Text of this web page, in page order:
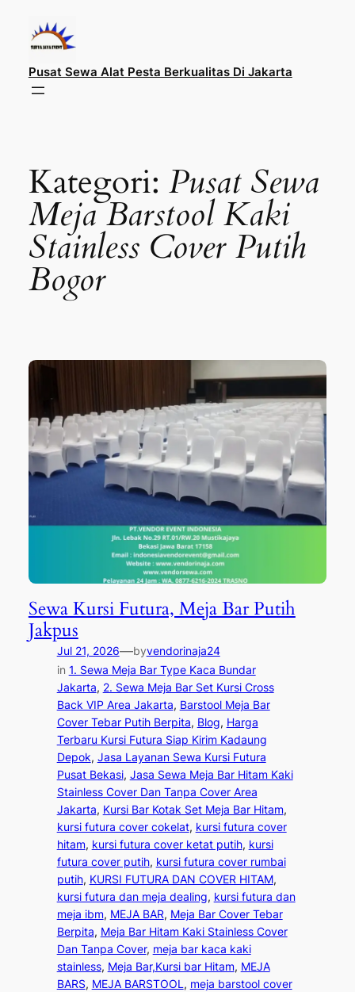
konten
Pusat Sewa Alat Pesta Berkualitas Di Jakarta
Kategori: Pusat Sewa
Meja Barstool Kaki
Stainless Cover Putih
Bogor
Sewa Kursi Futura, Meja Bar Putih
Jakpus
Jul 21, 2026—byvendorinaja24
in 1. Sewa Meja Bar Type Kaca Bundar
Jakarta, 2. Sewa Meja Bar Set Kursi Cross
Back VIP Area Jakarta, Barstool Meja Bar
Cover Tebar Putih Berpita, Blog, Harga
Terbaru Kursi Futura Siap Kirim Kadaung
Depok, Jasa Layanan Sewa Kursi Futura
Pusat Bekasi, Jasa Sewa Meja Bar Hitam Kaki
Stainless Cover Dan Tanpa Cover Area
Jakarta, Kursi Bar Kotak Set Meja Bar Hitam
kursi futura cover cokelat, kursi futura cover
hitam, kursi futura cover ketat putih, kursi
futura cover putih, kursi futura cover rumbai
putih, KURSI FUTURA DAN COVER HITAM
kursi futura dan meja dealing, kursi futura dan
meja ibm, MEJA BAR, Meja Bar Cover Tebar
Berpita, Meja Bar Hitam Kaki Stainless Cover
Dan Tanpa Cover, meja bar kaca kaki
stainless, Meja Bar,Kursi bar Hitam, MEJA
BARS, MEJA BARSTOOL, meja barstool cover